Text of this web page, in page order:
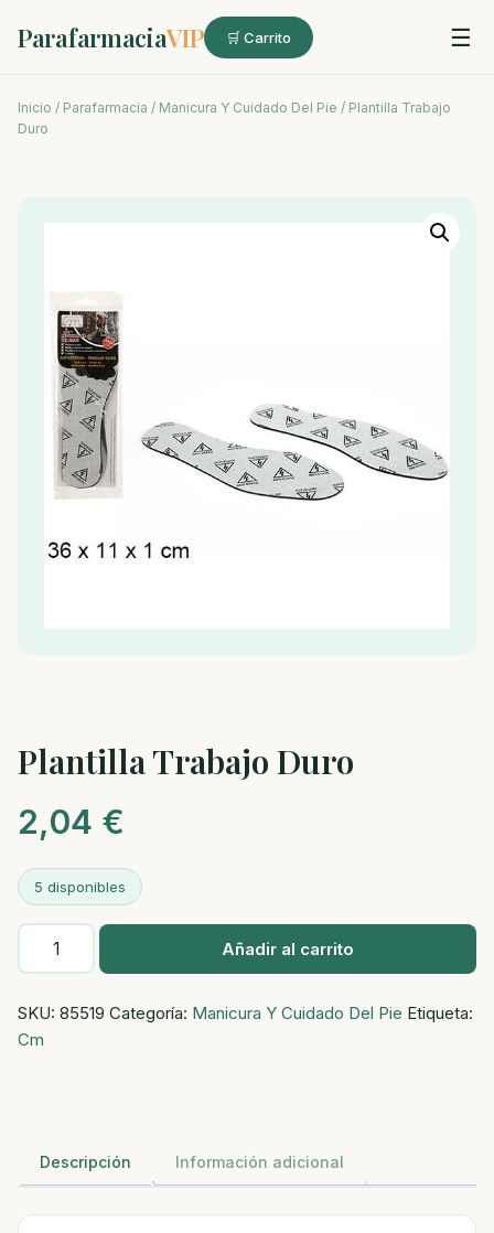
ParafarmaciaVIP 🛒 Carrito ☰
Inicio / Parafarmacia / Manicura Y Cuidado Del Pie / Plantilla Trabajo
Duro
Plantilla Trabajo Duro
2,04 €
5 disponibles
Plantilla
Trabajo
cantidad
Añadir al carrito
SKU: 85519 Categoría: Manicura Y Cuidado Del Pie Etiqueta:
Cm
Descripción Información adicional